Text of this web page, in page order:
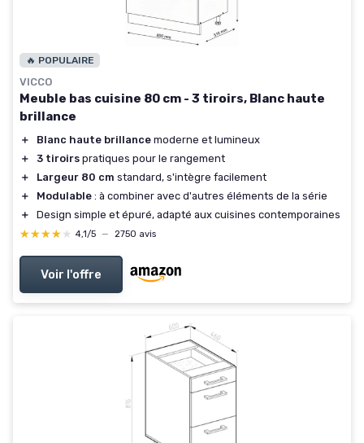
🔥 POPULAIRE
VICCO
Meuble bas cuisine 80 cm - 3 tiroirs, Blanc haute
brillance
＋ Blanc haute brillance moderne et lumineux
＋
3 tiroirs pratiques pour le rangement
＋
Largeur 80 cm standard, s'intègre facilement
＋
Modulable : à combiner avec d'autres éléments de la série
＋
Design simple et épuré, adapté aux cuisines contemporaines
★★★★★
★★★★★ 4,1/5 — 2750 avis
Voir l'offre